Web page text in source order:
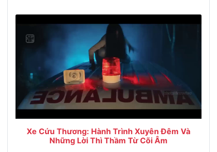
Xe Cứu Thương: Hành Trình Xuyên Đêm Và
Những Lời Thì Thầm Từ Cõi Âm